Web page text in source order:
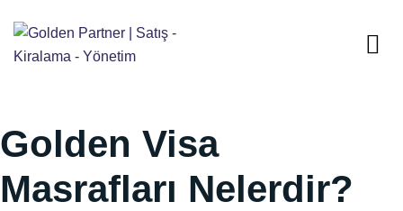
Golden Visa
Masrafları Nelerdir?